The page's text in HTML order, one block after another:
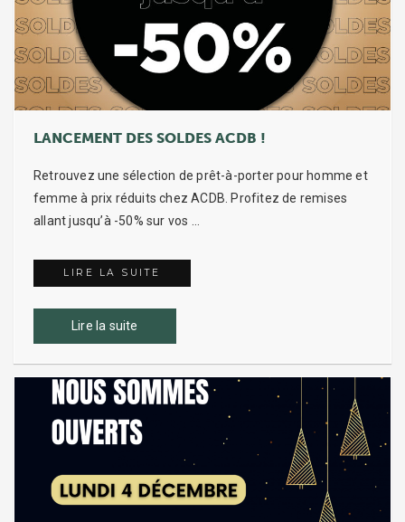
LANCEMENT DES SOLDES ACDB !
Retrouvez une sélection de prêt-à-porter pour homme et
femme à prix réduits chez ACDB. Profitez de remises
allant jusqu’à -50% sur vos …
LIRE LA SUITE
Lire la suite